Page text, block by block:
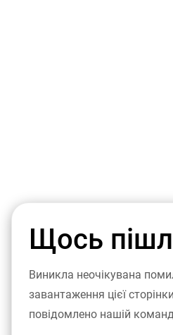
Щось
Виникла неочікувана
завантаження цієї
повідомлено нашій